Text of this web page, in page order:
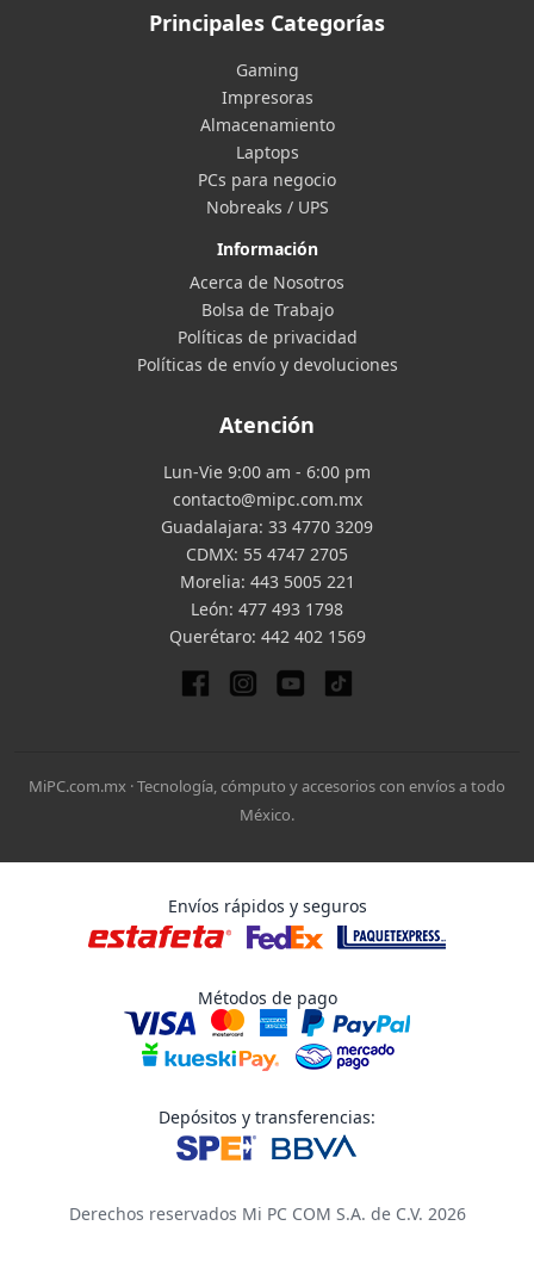
Principales Categorías
Gaming
Impresoras
Almacenamiento
Laptops
PCs para negocio
Nobreaks / UPS
Información
Acerca de Nosotros
Bolsa de Trabajo
Políticas de privacidad
Políticas de envío y devoluciones
Atención
Lun-Vie 9:00 am - 6:00 pm
contacto@mipc.com.mx
Guadalajara: 33 4770 3209
CDMX: 55 4747 2705
Morelia: 443 5005 221
León: 477 493 1798
Querétaro: 442 402 1569
MiPC.com.mx · Tecnología, cómputo y accesorios con envíos a todo
México.
Envíos rápidos y seguros
Métodos de pago
Depósitos y transferencias:
Derechos reservados Mi PC COM S.A. de C.V. 2026